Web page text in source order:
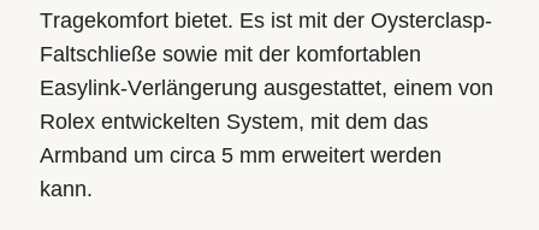
Tragekomfort bietet. Es ist mit der Oysterclasp-
Faltschließe sowie mit der komfortablen
Easylink-Verlängerung ausgestattet, einem von
Rolex entwickelten System, mit dem das
Armband um circa 5 mm erweitert werden
kann.